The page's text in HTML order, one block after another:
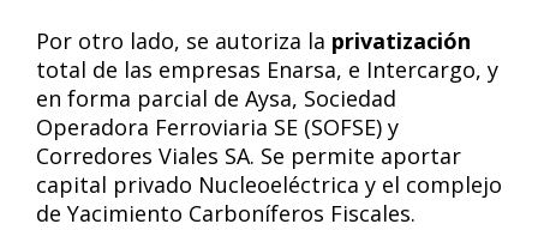
Por otro lado, se autoriza la privatización
total de las empresas Enarsa, e Intercargo, y
en forma parcial de Aysa, Sociedad
Operadora Ferroviaria SE (SOFSE) y
Corredores Viales SA. Se permite aportar
capital privado Nucleoeléctrica y el complejo
de Yacimiento Carboníferos Fiscales.